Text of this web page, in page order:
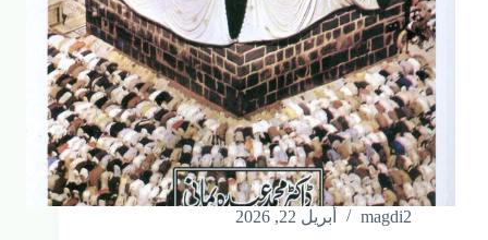
magdi2 أبريل 22, 2026